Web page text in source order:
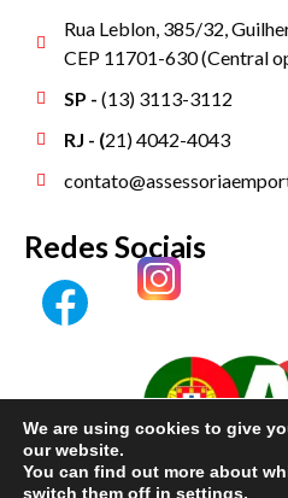
Rua Leblon, 385/32,
CEP 11701-630 (Central
SP - (13) 3113-3112
RJ - (21) 4042-4043
Redes Sociais
Nossa consultoria não oferece nenhum
orientamos para a
We are using cookies to give
our website.
You can find out more about
switch them off in settings.